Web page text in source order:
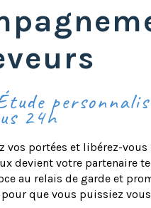
24h
vos portées et libérez-
devient votre partenaire
au relais de garde et
que vous puissiez